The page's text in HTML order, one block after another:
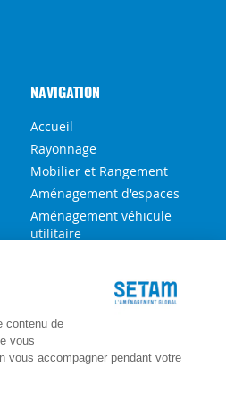
NAVIGATION
Accueil
Rayonnage
Mobilier et Rangement
Aménagement d'espaces
Aménagement véhicule
utilitaire